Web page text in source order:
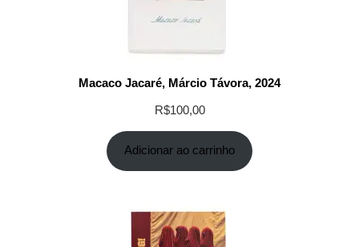
Macaco Jacaré, Márcio Távora, 2024
R$100,00
Adicionar ao carrinho